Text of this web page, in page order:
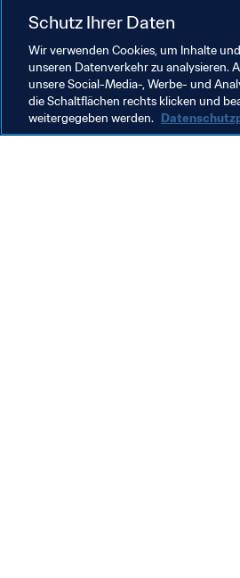
Schutz Ihrer Daten
Wir verwenden Cookies, um Inhalte
unseren Datenverkehr zu analysieren.
unsere Social-Media-, Werbe- und
die Schaltflächen rechts klicken und
weitergegeben werden.